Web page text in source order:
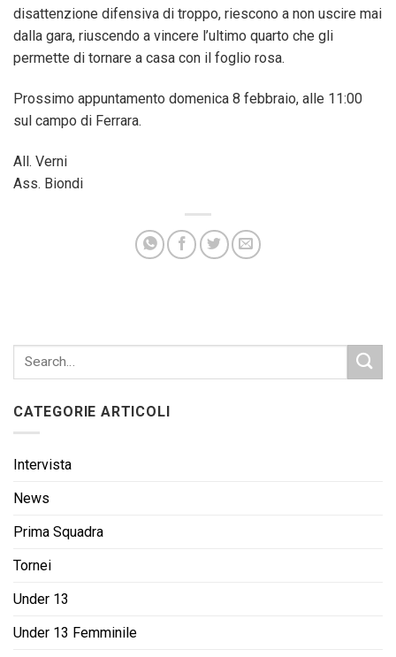
disattenzione difensiva di troppo, riescono a non uscire mai
dalla gara, riuscendo a vincere l’ultimo quarto che gli
permette di tornare a casa con il foglio rosa.
Prossimo appuntamento domenica 8 febbraio, alle 11:00
sul campo di Ferrara.
All. Verni
Ass. Biondi
CATEGORIE ARTICOLI
Intervista
News
Prima Squadra
Tornei
Under 13
Under 13 Femminile